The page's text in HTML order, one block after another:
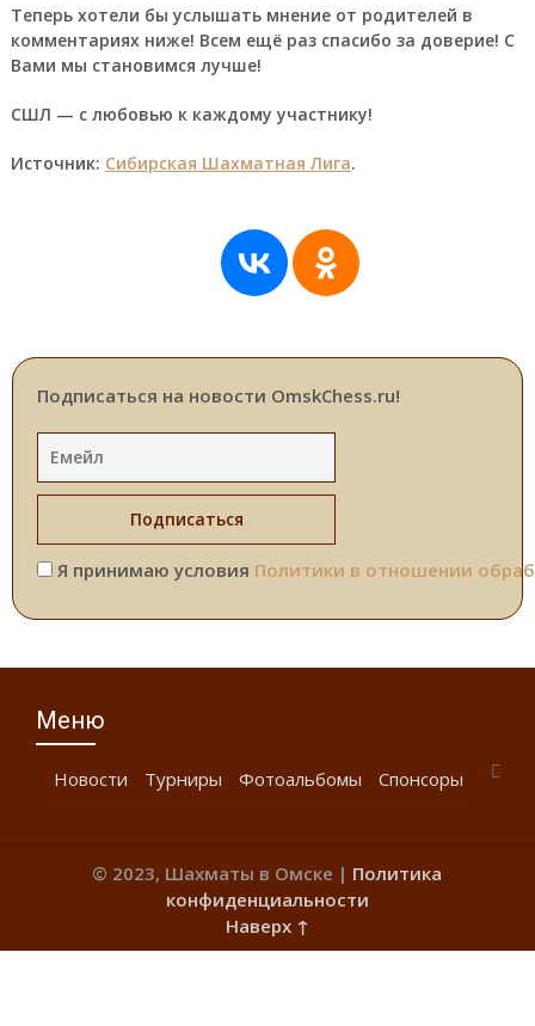
Теперь хотели бы услышать мнение от родителей в
комментариях ниже! Всем ещё раз спасибо за доверие! С
Вами мы становимся лучше!
СШЛ — с любовью к каждому участнику!
Источник: Сибирская Шахматная Лига.
Подписаться на новости OmskChess.ru!
Я принимаю условия Политики в отношении
Меню
Новости Турниры Фотоальбомы Спонсоры
© 2023, Шахматы в Омске | Политика
конфиденциальности
Наверх ↑